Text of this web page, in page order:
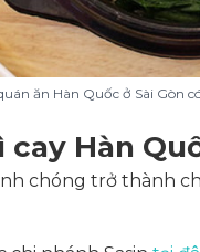
ăn Hàn Quốc ở Sài Gòn
cay Hàn
chóng trở thành